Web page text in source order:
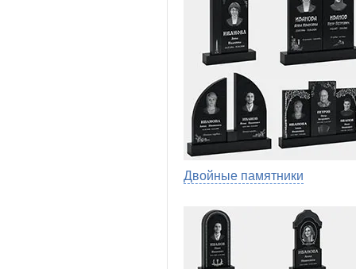
Двойные памятники